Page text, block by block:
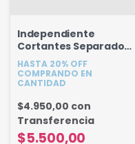
Independiente
Cortantes Separado
Linea Fondant 12 cm
HASTA 20% OFF
COMPRANDO EN
CANTIDAD
$5.500,00
$4.950,00 con
Transferencia